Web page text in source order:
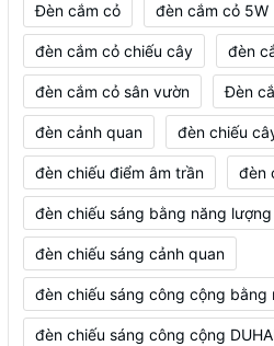
Đèn cắm cỏ đèn cắm cỏ 5W
đèn cắm cỏ chiếu cây đèn
đèn cắm cỏ sân vườn Đèn
đèn cảnh quan đèn chiếu
đèn chiếu điểm âm trần đèn
đèn chiếu sáng bằng năng
đèn chiếu sáng cảnh quan
đèn chiếu sáng công cộng bằng
đèn chiếu sáng công cộng